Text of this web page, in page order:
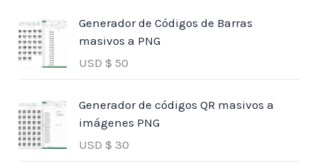
Generador de Códigos de Barras
masivos a PNG
USD $ 50
Generador de códigos QR masivos a
imágenes PNG
USD $ 30